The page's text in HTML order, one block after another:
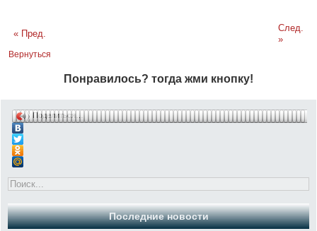
« Пред.
След.
»
Вернуться
Понравилось? тогда жми кнопку!
Поделиться…
Последние новости